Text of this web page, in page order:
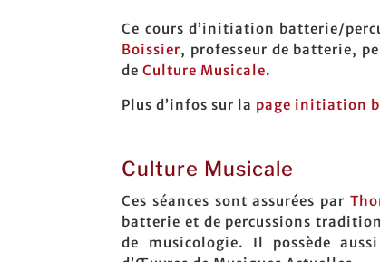
Ce cours d’initiation batterie/
Boissier, professeur de batterie,
deCulture Musicale.
Plus d’infos sur la page initiation
Culture Musicale
Ces séances sont assurées par
batterie et de percussions
de musicologie. Il possède